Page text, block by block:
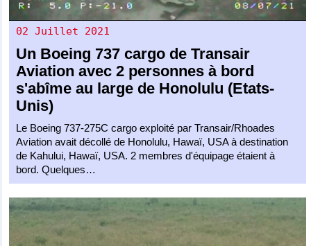
02 Juillet 2021
Un Boeing 737 cargo deTransair
Aviation avec 2 personnes à bord
s'abîme au large de Honolulu (Etats-
Unis)
Le Boeing 737-275C cargo exploité par Transair/Rhoades
Aviation avait décollé de Honolulu, Hawaï, USA à destination
de Kahului, Hawaï, USA. 2 membres d'équipage étaient à
bord. Quelques…